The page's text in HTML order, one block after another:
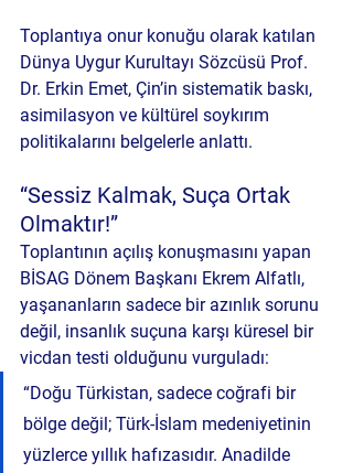
Toplantıya onur konuğu olarak katılan
Dünya Uygur Kurultayı Sözcüsü Prof.
Dr. Erkin Emet, Çin’in sistematik baskı,
asimilasyon ve kültürel soykırım
politikalarını belgelerle anlattı.
“Sessiz Kalmak, Suça Ortak
Olmaktır!”
Toplantının açılış konuşmasını yapan
BİSAG Dönem Başkanı Ekrem Alfatlı,
yaşananların sadece bir azınlık sorunu
değil, insanlık suçuna karşı küresel bir
vicdan testi olduğunu vurguladı:
“Doğu Türkistan, sadece coğrafi bir
bölge değil; Türk-İslam medeniyetinin
yüzlerce yıllık hafızasıdır. Anadilde